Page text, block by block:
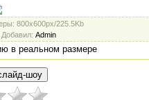
: 800x600px/225.5Kb
Добавил: Admin
в реальном размере